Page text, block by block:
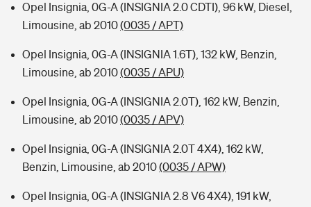
Opel Insignia, 0G-A (INSIGNIA 2.0 CDTI), 96 kW, Diesel,
Limousine, ab 2010(0035 / APT)
Opel Insignia, 0G-A (INSIGNIA 1.6T), 132 kW, Benzin,
Limousine, ab 2010(0035 / APU)
Opel Insignia, 0G-A (INSIGNIA 2.0T), 162 kW, Benzin,
Limousine, ab 2010(0035 / APV)
Opel Insignia, 0G-A (INSIGNIA 2.0T 4X4), 162 kW,
Benzin, Limousine, ab 2010(0035 / APW)
Opel Insignia, 0G-A (INSIGNIA 2.8 V6 4X4), 191 kW,